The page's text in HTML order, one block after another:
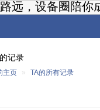
远，设备圈陪你
记录
主页 » TA的所有记录